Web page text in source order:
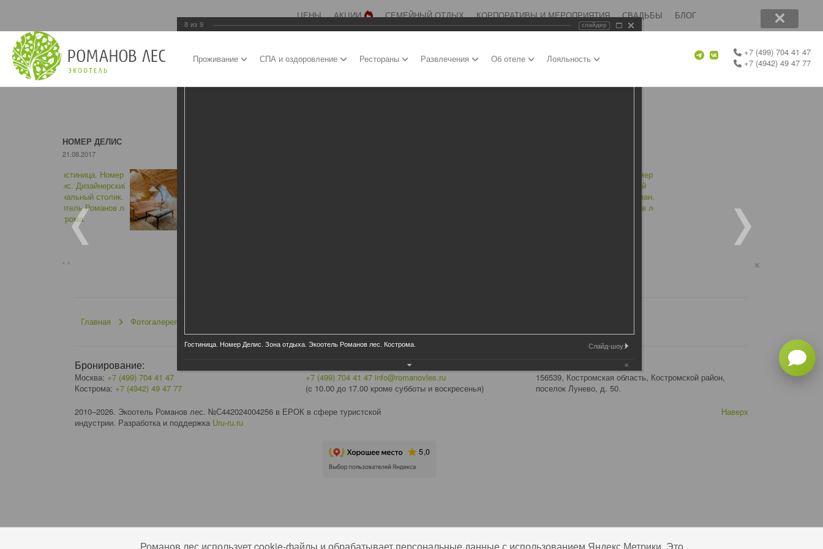
ЦЕНЫ АКЦИИ СЕМЕЙНЫЙ ОТДЫХ КОРПОРАТИВЫ И МЕРОПРИЯТИЯ СВАДЬБЫ БЛОГ
Проживание СПА и оздоровление Рестораны Развлечения Об отеле Лояльность
+7 (499) 704 41 47
+7 (4942) 49 47 77
НОМЕР ДЕЛИС
21.08.2017
‹ › ×
Главная Фотогалерея
Бронирование:
Москва: +7 (499) 704 41 47
Кострома: +7 (4942) 49 47 77
+7 (499) 704 41 47 info@romanovles.ru
(c 10.00 до 17.00 кроме субботы и воскресенья)
156539, Костромская область, Костромской район,
поселок Лунево, д. 50.
2010–2026. Экоотель Романов лес. №С442024004256 в ЕРОК в сфере туристской
индустрии. Разработка и поддержка Uru-ru.ru
Наверх
8 из 9 слайдер
Гостиница. Номер Делис. Зона отдыха. Экоотель Романов лес. Кострома. Слайд-шоу: